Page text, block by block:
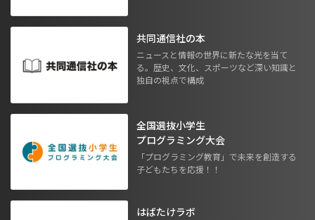
共同通信社の本
ニュースと情報の世界に新たな光を当て
る。歴史、文化、スポーツなど深い知識と
独自の視点で構成
全国選抜小学生
プログラミング大会
「プログラミング教育」で未来を創造する
子どもたちを応援！！
はばたけラボ